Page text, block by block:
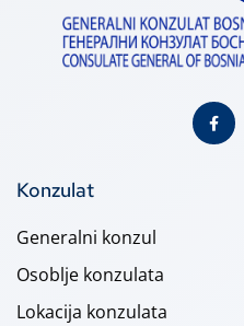
Konzulat
Generalni konzul
Osoblje konzulata
Lokacija konzulata